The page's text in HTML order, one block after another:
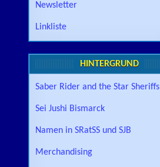
Newsletter
Linkliste
HINTERGRUND
Saber Rider and the Star Sheriffs
Sei Jushi Bismarck
Namen in SRatSS und SJB
Merchandising